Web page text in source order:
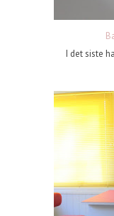
I det siste